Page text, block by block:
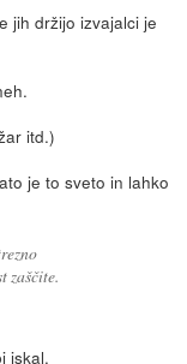
jih držijo izvajalci je
itd.)
je to sveto in lahko
zaščite.
iskal.